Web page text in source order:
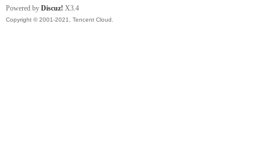
Powered by Discuz! X3.4
Copyright © 2001-2021, Tencent Cloud.